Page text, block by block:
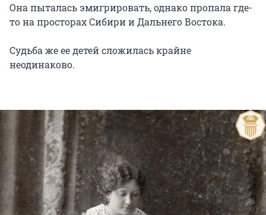
Она пыталась эмигрировать, однако пропала где-
то на просторах Сибири и Дальнего Востока.
Судьба же ее детей сложилась крайне
неодинаково.